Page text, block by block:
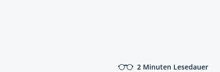
2 Minuten Lesedauer